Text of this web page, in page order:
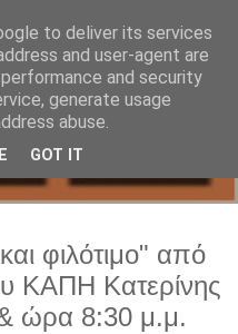
φιλότιμο" από
ΚΑΠΗ Κατερίνης
ώρα 8:30 μ.μ.
to deliver its services
and user-agent are
and security
generate usage
abuse.
GOT IT